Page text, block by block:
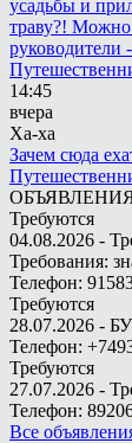
усадьбы и
траву?! Можно
руководители
14:45
вчера
Ха-ха
Зачем сюда
Требуются
04.08.2026 -
Требования:
Телефон:
Требуются
28.07.2026 -
Телефон:
Требуются
27.07.2026 -
Телефон:
Все